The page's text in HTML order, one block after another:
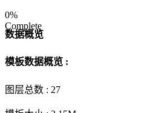
0%
Complete
数据概览
模板数据概览 :
图层总数 : 27